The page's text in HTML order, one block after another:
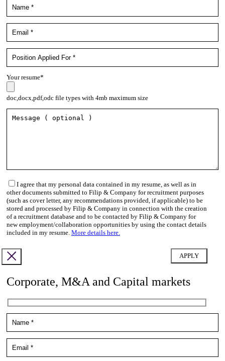
Your resume*
doc,docx,pdf,odc file types with 4mb maximum size
I agree that my personal data contained in my resume, as well as in
other documents submitted to Filip & Company for recruitment purposes
(such as cover letter, any recommendations provided, if applicable) to be
stored and processed by Filip & Company in connection with the creation
of a recruitment database and to be contacted by Filip & Company for
new employment/collaboration opportunities by using the contact details
included in my resume. More details here.
Corporate, M&A and Capital markets